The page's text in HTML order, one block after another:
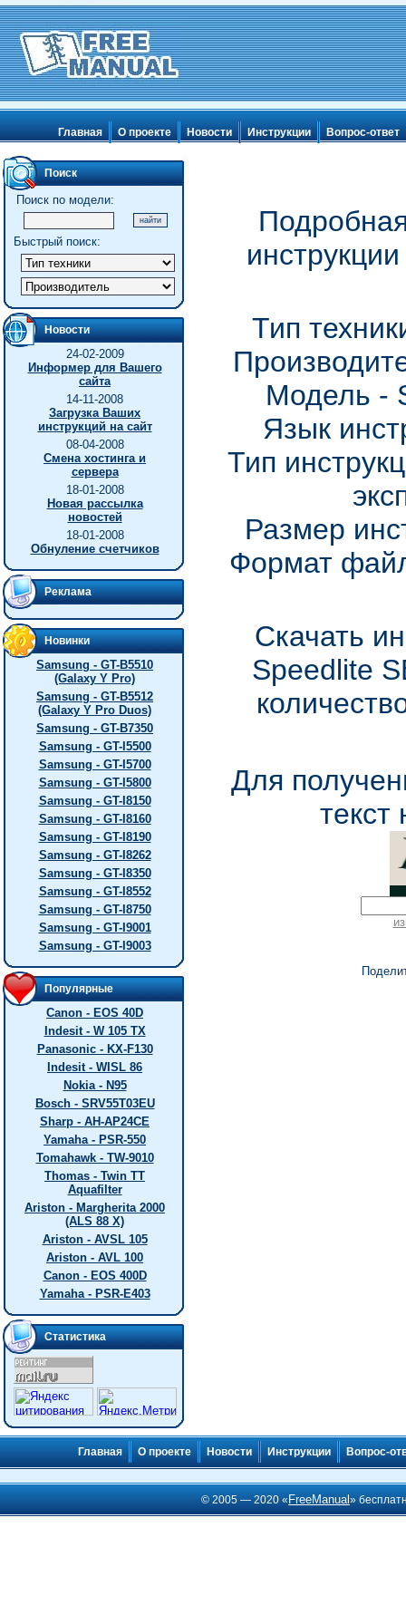
Главная О проекте Новости Инструкции Вопрос-ответ
Поиск
Поиск по модели:
Быстрый поиск:
Новости
24-02-2009
Информер для Вашего
сайта
14-11-2008
Загрузка Ваших
инструкций на сайт
08-04-2008
Смена хостинга и
сервера
18-01-2008
Новая рассылка
новостей
18-01-2008
Обнуление счетчиков
Реклама
Новинки
Samsung - GT-B5510
(Galaxy Y Pro)
Samsung - GT-B5512
(Galaxy Y Pro Duos)
Samsung - GT-B7350
Samsung - GT-I5500
Samsung - GT-I5700
Samsung - GT-I5800
Samsung - GT-I8150
Samsung - GT-I8160
Samsung - GT-I8190
Samsung - GT-I8262
Samsung - GT-I8350
Samsung - GT-I8552
Samsung - GT-I8750
Samsung - GT-I9001
Samsung - GT-I9003
Популярные
Canon - EOS 40D
Indesit - W 105 TX
Panasonic - KX-F130
Indesit - WISL 86
Nokia - N95
Bosch - SRV55T03EU
Sharp - AH-AP24CE
Yamaha - PSR-550
Tomahawk - TW-9010
Thomas - Twin TT
Aquafilter
Ariston - Margherita 2000
(ALS 88 X)
Ariston - AVSL 105
Ariston - AVL 100
Canon - EOS 400D
Yamaha - PSR-E403
Статистика
Тип
Модель -
Язык
Тип
Размер
Формат
Скачать
Speedlite
Для
текст
Главная О проекте Новости Инструкции Вопрос-
© 2005 — 2020 « FreeManual»